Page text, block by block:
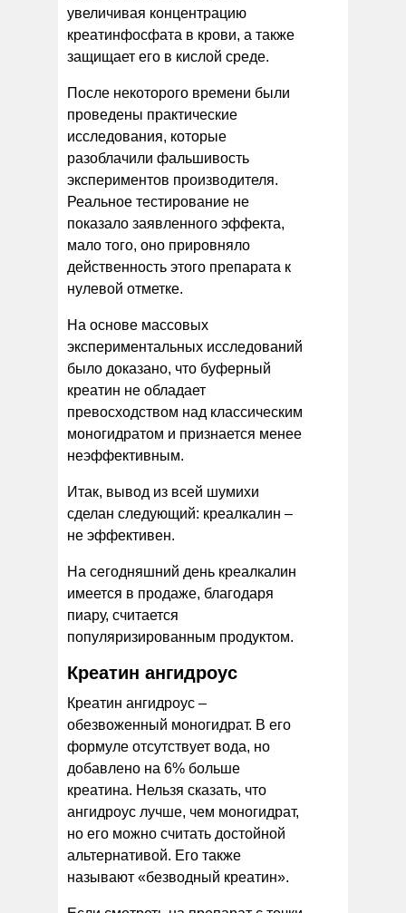
увеличивая концентрацию
креатинфосфата в крови, а также
защищает его в кислой среде.
После некоторого времени были
проведены практические
исследования, которые
разоблачили фальшивость
экспериментов производителя.
Реальное тестирование не
показало заявленного эффекта,
мало того, оно прировняло
действенность этого препарата к
нулевой отметке.
На основе массовых
экспериментальных исследований
было доказано, что буферный
креатин не обладает
превосходством над классическим
моногидратом и признается менее
неэффективным.
Итак, вывод из всей шумихи
сделан следующий: креалкалин –
не эффективен.
На сегодняшний день креалкалин
имеется в продаже, благодаря
пиару, считается
популяризированным продуктом.
Креатин ангидроус
Креатин ангидроус –
обезвоженный моногидрат. В его
формуле отсутствует вода, но
добавлено на 6% больше
креатина. Нельзя сказать, что
ангидроус лучше, чем моногидрат,
но его можно считать достойной
альтернативой. Его также
называют «безводный креатин».